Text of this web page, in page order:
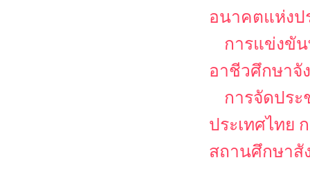
อนาคตแห่งป
การแข่งขั
อาชีวศึกษาจั
การจัดปร
ประเทศไทย
สถานศึกษาสั